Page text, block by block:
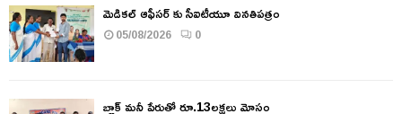
మెడికల్ ఆఫీసర్ కు సీఐటీయూ వినతిపత్రం
05/08/2026 0
బ్లాక్ మనీ పేరుతో రూ.13లక్షలు మోసం